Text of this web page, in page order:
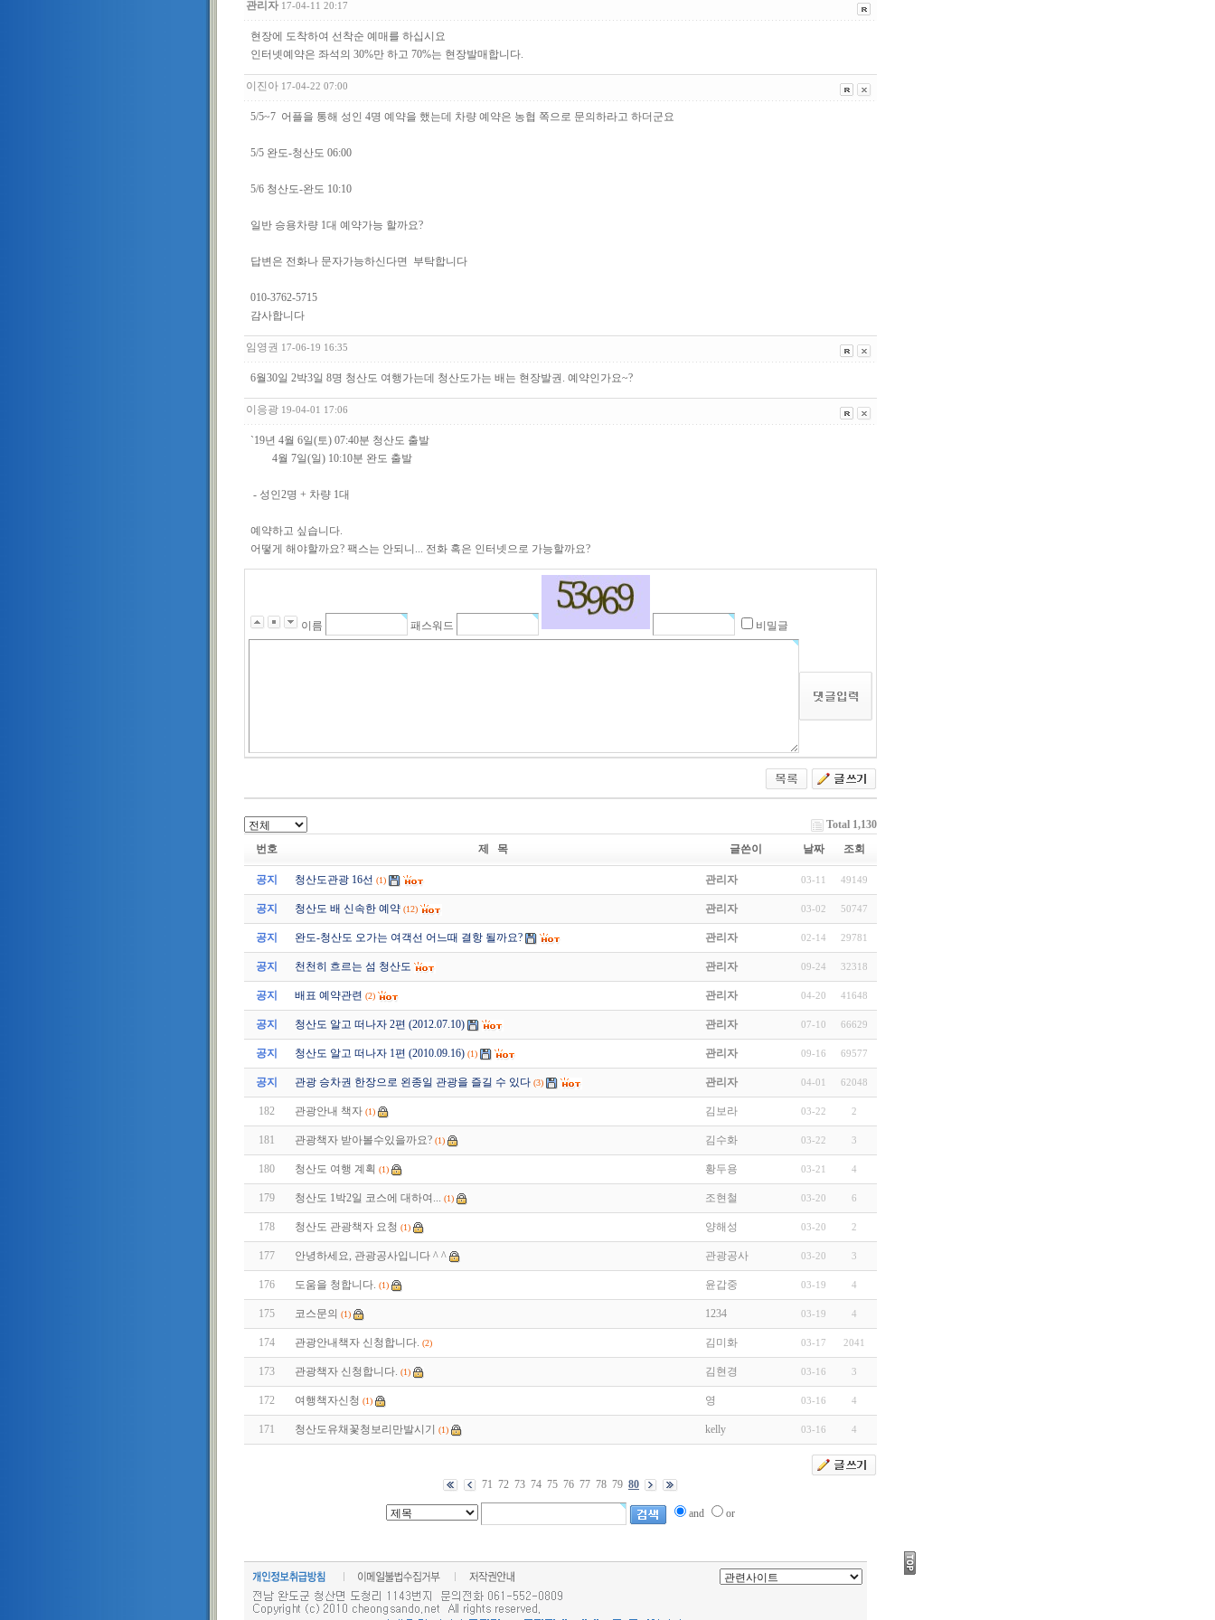
관리자 17-04-11 20:17
현장에 도착하여 선착순 예매를 하십시요
인터넷예약은 좌석의 30%만 하고 70%는 현장발매합니다.
이진아 17-04-22 07:00
5/5~7 어플을 통해 성인 4명 예약을 했는데 차량 예약은 농협 쪽으로 문의하라고 하더군요
5/5 완도-청산도 06:00
5/6 청산도-완도 10:10
일반 승용차량 1대 예약가능 할까요?
답변은 전화나 문자가능하신다면 부탁합니다
010-3762-5715
감사합니다
임영권 17-06-19 16:35
6월30일 2박3일 8명 청산도 여행가는데 청산도가는 배는 현장발권. 예약인가요~?
이응광 19-04-01 17:06
`19년 4월 6일(토) 07:40분 청산도 출발
4월 7일(일) 10:10분 완도 출발
- 성인2명 + 차량 1대
예약하고 싶습니다.
어떻게 해야할까요? 팩스는 안되니... 전화 혹은 인터넷으로 가능할까요?
이름 패스워드 비밀글
Total 1,130
번호
제 목 글쓴이 날짜 조회
공지 청산도관광 16선 (1) 관리자 03-11 49149
공지 청산도 배 신속한 예약 (12) 관리자 03-02 50747
공지 완도-청산도 오가는 여객선 어느때 결항 될까요? 관리자 02-14 29781
공지 천천히 흐르는 섬 청산도 관리자 09-24 32318
공지 배표 예약관련 (2) 관리자 04-20 41648
공지 청산도 알고 떠나자 2편 (2012.07.10) 관리자 07-10 66629
공지 청산도 알고 떠나자 1편 (2010.09.16) (1) 관리자 09-16 69577
공지 관광 승차권 한장으로 왼종일 관광을 즐길 수 있다 (3) 관리자 04-01 62048
182 관광안내 책자 (1) 김보라 03-22 2
181 관광책자 받아볼수있을까요? (1) 김수화 03-22 3
180 청산도 여행 계획 (1) 황두용 03-21 4
179 청산도 1박2일 코스에 대하여... (1) 조현철 03-20 6
178 청산도 관광책자 요청 (1) 양해성 03-20 2
177 안녕하세요, 관광공사입니다 ^ ^ 관광공사 03-20 3
176 도움을 청합니다. (1) 윤갑중 03-19 4
175 코스문의 (1) 1234 03-19 4
174 관광안내책자 신청합니다. (2) 김미화 03-17 2041
173 관광책자 신청합니다. (1) 김현경 03-16 3
172 여행책자신청 (1) 영 03-16 4
171 청산도유채꽃청보리만발시기 (1) kelly 03-16 4
71 72 73 74 75 76 77 78 79 80
and or